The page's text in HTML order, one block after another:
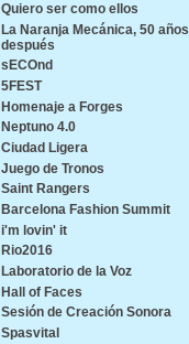
Quiero ser como ellos
La Naranja Mecánica, 50 años
después
sECOnd
5FEST
Homenaje a Forges
Neptuno 4.0
Ciudad Ligera
Juego de Tronos
Saint Rangers
Barcelona Fashion Summit
i'm lovin' it
Rio2016
Laboratorio de la Voz
Hall of Faces
Sesión de Creación Sonora
Spasvital